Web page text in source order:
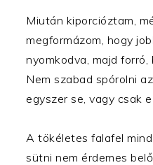
Miután kiporcióztam,
megformázom, hogy
nyomkodva, majd forró,
Nem szabad spórolni
egyszer se, vagy csak
A tökéletes falafel
sütni nem érdemes